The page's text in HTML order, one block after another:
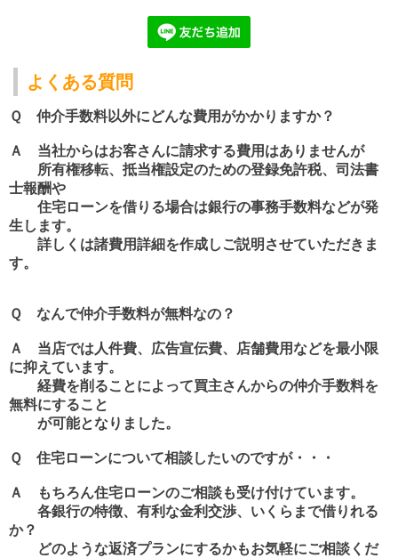
よくある質問
Ｑ 仲介手数料以外にどんな費用がかかりますか？
Ａ 当社からはお客さんに請求する費用はありませんが
所有権移転、抵当権設定のための登録免許税、司法書
士報酬や
住宅ローンを借りる場合は銀行の事務手数料などが発
生します。
詳しくは諸費用詳細を作成しご説明させていただきま
す。
Ｑ なんで仲介手数料が無料なの？
Ａ 当店では人件費、広告宣伝費、店舗費用などを最小限
に抑えています。
経費を削ることによって買主さんからの仲介手数料を
無料にすること
が可能となりました。
Ｑ 住宅ローンについて相談したいのですが・・・
Ａ もちろん住宅ローンのご相談も受け付けています。
各銀行の特徴、有利な金利交渉、いくらまで借りれる
か？
どのような返済プランにするかもお気軽にご相談くだ